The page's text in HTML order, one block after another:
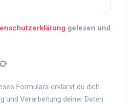
gelesen und
Formulars erklärst du dich
und Verarbeitung deiner Daten